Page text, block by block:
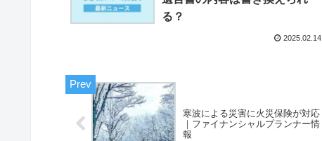
る？
2025.02.14
寒波による災害に火災保険が対応
｜ファイナンシャルプランナー情
報